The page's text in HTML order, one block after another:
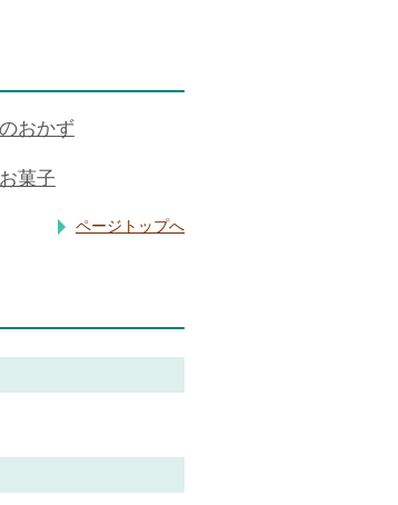
おかず
お菓子
ページトップへ